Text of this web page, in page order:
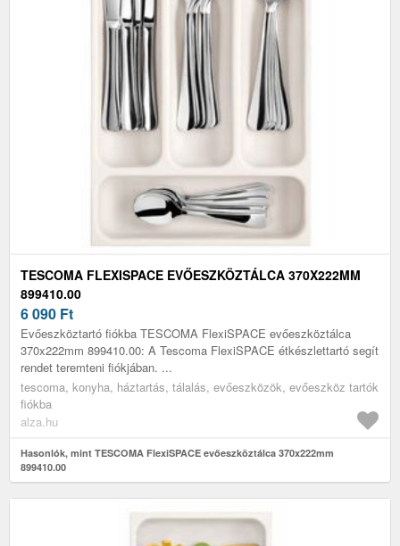
TESCOMA FLEXISPACE EVŐESZKÖZTÁLCA 370X222MM
899410.00
6 090 Ft
Evőeszköztartó fiókba TESCOMA FlexiSPACE evőeszköztálca
370x222mm 899410.00: A Tescoma FlexiSPACE étkészlettartó segít
rendet teremteni fiókjában. ...
tescoma, konyha, háztartás, tálalás, evőeszközök, evőeszköz tartók
fiókba
alza.hu
Hasonlók, mint TESCOMA FlexiSPACE evőeszköztálca 370x222mm
899410.00